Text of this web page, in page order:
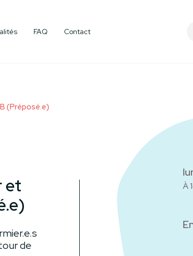
FAQ Contact
Devenir membre
(Préposé.e)
et
de
À